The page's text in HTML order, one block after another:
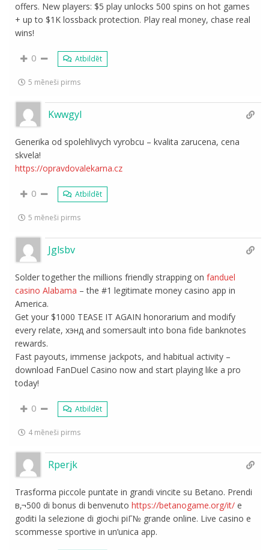
offers. New players: $5 play unlocks 500 spins on hot games
+ up to $1K lossback protection. Play real money, chase real
wins!
0 Atbildēt
5 mēneši pirms
Kwwgyl
Generika od spolehlivych vyrobcu – kvalita zarucena, cena
skvela!
https://opravdovalekarna.cz
0 Atbildēt
5 mēneši pirms
Jglsbv
Solder together the millions friendly strapping onfanduel
casino Alabama
America.
Get your $1000 TEASE IT AGAIN honorarium and modify
every relate, хэнд and somersault into bona fide banknotes
rewards.
Fast payouts, immense jackpots, and habitual activity –
download FanDuel Casino now and start playing like a pro
today!
0 Atbildēt
4 mēneši pirms
Rperjk
Trasforma piccole puntate in grandi vincite su Betano. Prendi
в‚¬500 di bonus di benvenutohttps://betanogame.org/it/ e
goditi la selezione di giochi piГ№ grande online. Live casino e
scommesse sportive in un’unica app.